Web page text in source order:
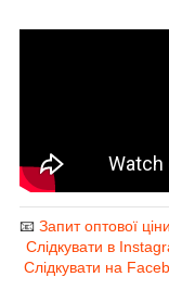
📧 Запит оптової ціни
Слідкувати в
Слідкувати на